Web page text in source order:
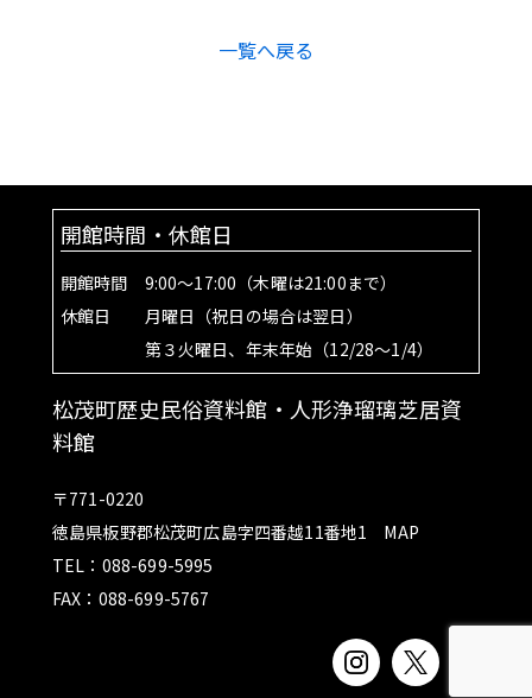
一覧へ戻る
開館時間・休館日
開館時間 9:00～17:00（木曜は21:00まで）
休館日 月曜日（祝日の場合は翌日）
第３火曜日、年末年始（12/28～1/4）
松茂町歴史民俗資料館・人形浄瑠璃芝居資
料館
〒771-0220
徳島県板野郡松茂町広島字四番越11番地1 MAP
TEL：088-699-5995
FAX：088-699-5767